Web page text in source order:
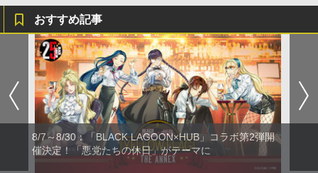
おすすめ記事
8/7～8/30：「BLACK LAGOON×HUB」コラボ第2弾開
催決定！「悪党たちの休日」がテーマに